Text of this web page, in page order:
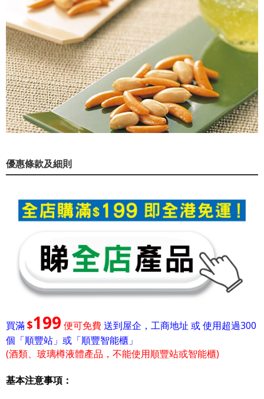
優惠條款及細則
買滿$199 便可免費送到屋企，工商地址 或 使用超過300
個「順豐站」或「順豐智能櫃」
(酒類、玻璃樽液體產品，不能使用順豐站或智能櫃)
基本注意事項：